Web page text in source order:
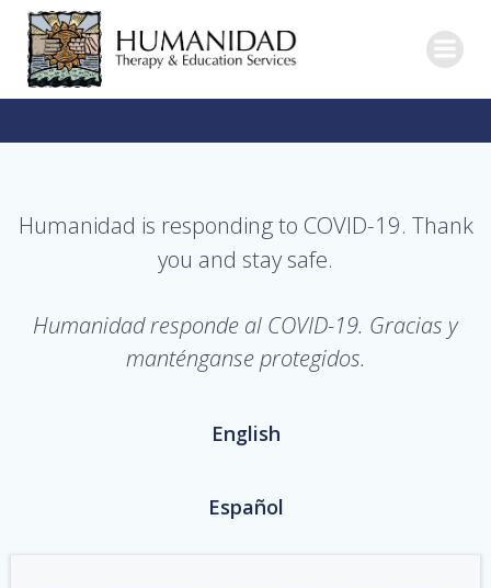
to
content
Humanidad is responding to COVID-19. Thank
you and stay safe.
Humanidad responde al COVID-19. Gracias y
manténganse protegidos.
English
Español